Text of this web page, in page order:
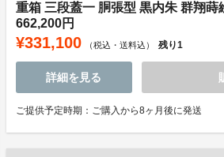
重箱 三段蓋一 胴張型 黒内朱 群翔
662,200円
¥331,100 （税込・送料込） 残り1
詳細を見る
ご提供予定時期：ご購入から8ヶ月後に発送